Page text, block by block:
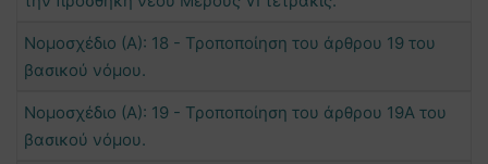
Νομοσχέδιο (Α): 18 - Τροποποίηση του άρθρου 19 του
βασικού νόμου.
Νομοσχέδιο (Α): 19 - Τροποποίηση του άρθρου 19Α του
βασικού νόμου.